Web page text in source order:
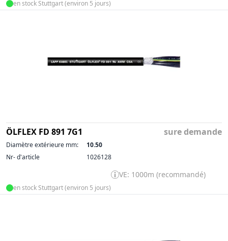
en stock Stuttgart (environ 5 jours)
ÖLFLEX FD 891 7G1 sure demande
Diamètre extérieure mm:
10.50
Nr- d'article
1026128
VE: 1000m (recommandé)
en stock Stuttgart (environ 5 jours)